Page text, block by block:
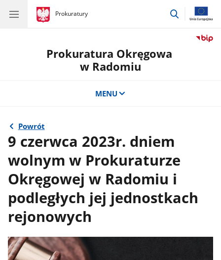
gov.pl
Prokuratury
gov.pl
Prokuratury
przejdź
Prokuratura Okręgowa
w Radomiu
MENU
Powrót
9 czerwca 2023r. dniem
wolnym w Prokuraturze
Okręgowej w Radomiu i
podległych jej jednostkach
rejonowych